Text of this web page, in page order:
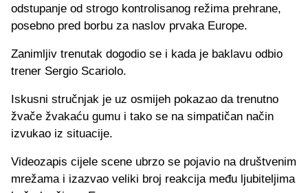
odstupanje od strogo kontrolisanog režima prehrane,
posebno pred borbu za naslov prvaka Europe.
Zanimljiv trenutak dogodio se i kada je baklavu odbio
trener Sergio Scariolo.
Iskusni stručnjak je uz osmijeh pokazao da trenutno
žvače žvakaću gumu i tako se na simpatičan način
izvukao iz situacije.
Videozapis cijele scene ubrzo se pojavio na društvenim
mrežama i izazvao veliki broj reakcija među ljubiteljima